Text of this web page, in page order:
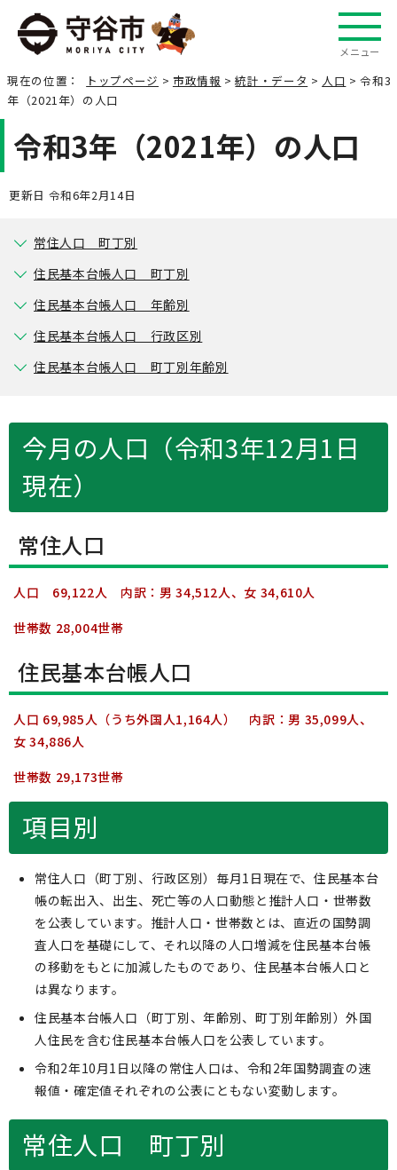
メニュー
現在の位置： トップページ > 市政情報 >統計・データ > 人口 > 令和3
年（2021年）の人口
令和3年（2021年）の人口
更新日 令和6年2月14日
常住人口 町丁別
住民基本台帳人口 町丁別
住民基本台帳人口 年齢別
住民基本台帳人口 行政区別
住民基本台帳人口 町丁別年齢別
今月の人口（令和3年12月1日
現在）
常住人口
人口 69,122人 内訳：男 34,512人、女 34,610人
世帯数 28,004世帯
住民基本台帳人口
人口 69,985人（うち外国人1,164人） 内訳：男 35,099人、
女 34,886人
世帯数 29,173世帯
項目別
常住人口（町丁別、行政区別）毎月1日現在で、住民基本台
帳の転出入、出生、死亡等の人口動態と推計人口・世帯数
を公表しています。推計人口・世帯数とは、直近の国勢調
査人口を基礎にして、それ以降の人口増減を住民基本台帳
の移動をもとに加減したものであり、住民基本台帳人口と
は異なります。
住民基本台帳人口（町丁別、年齢別、町丁別年齢別）外国
人住民を含む住民基本台帳人口を公表しています。
令和2年10月1日以降の常住人口は、令和2年国勢調査の速
報値・確定値それぞれの公表にともない変動します。
常住人口 町丁別